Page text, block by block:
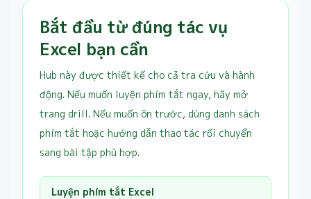
Bắt đầu từ đúng tác vụ
Excel bạn cần
Hub này được thiết kế cho cả tra cứu và hành
động. Nếu muốn luyện phím tắt ngay, hãy mở
trang drill. Nếu muốn ôn trước, dùng danh sách
phím tắt hoặc hướng dẫn thao tác rồi chuyển
sang bài tập phù hợp.
Luyện phím tắt Excel